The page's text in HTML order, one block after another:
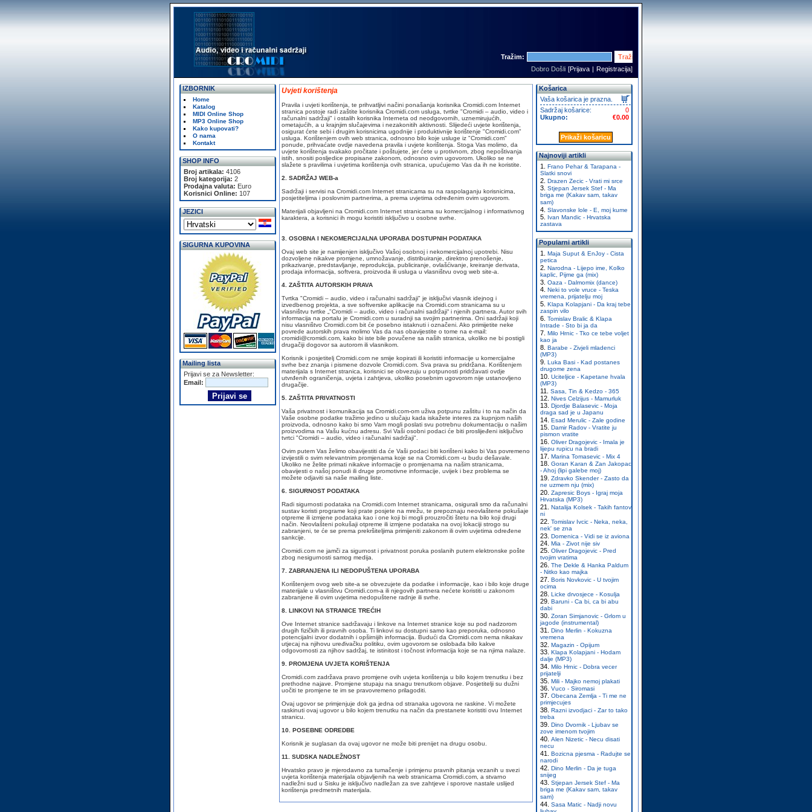
Tražim:
Dobro Došli [Prijava | Registracija]
IZBORNIK
Home
Katalog
MIDI Online Shop
MP3 Online Shop
Kako kupovati?
O nama
Kontakt
SHOP INFO
Broj artikala: 4106
Broj kategorija: 2
Prodajna valuta: Euro
Korisnici Online: 107
JEZICI
SIGURNA KUPOVINA
Mailing lista
Prijavi se za Newsletter:
Email:
Uvjeti korištenja
Pravila i uvjeti korištenja, te prihvatljivi načini ponašanja korisnika Cromidi.com Internet
stranica postoje radi zaštite korisnika Cromidi.com usluga, tvrtke "Cromidi – audio, video i
računalni sadržaji" i ostalih korisnika Interneta od neodgovornih, uznemirujućih,
ometajućih, a u krajnjim slučajevima i nezakonitih aktivnosti. Slijedeći uvjete korištenja,
osigurat ćete sebi i drugim korisnicima ugodnije i produktivnije korištenje "Cromidi.com"
usluga. Korištenjem ovih web stranica, odnosno bilo koje usluge iz "Cromidi.com"
ponude, prihvaćate ovdje navedena pravila i uvjete korištenja. Stoga Vas molimo, da
uvjete korištenja svakako pročitate i poštujete, jer ćete u protivnom, zbog nepoštivanja
istih, snositi posljedice propisane zakonom, odnosno ovim ugovorom. Ukoliko se ne
slažete s pravilima i uvjetima korištenja ovih stranica, upućujemo Vas da ih ne koristite.
2. SADRŽAJ WEB-a
Sadržaji i servisi na Cromidi.com Internet stranicama su na raspolaganju korisnicima,
posjetiteljima i poslovnim partnerima, a prema uvjetima određenim ovim ugovorom.
Materijali objavljeni na Cromidi.com Internet stranicama su komercijalnog i informativnog
karaktera, a korisnici ih mogu koristiti isključivo u osobne svrhe.
3. OSOBNA I NEKOMERCIJALNA UPORABA DOSTUPNIH PODATAKA
Ovaj web site je namijenjen isključivo Vašoj osobnoj i nekomercijalnoj upotrebi. Nisu
dozvoljene nikakve promjene, umnožavanje, distribuiranje, direktno prenošenje,
prikazivanje, predstavljanje, reprodukcija, publiciranje, ovlašćivanje, kreiranje derivata,
prodaja informacija, softvera, proizvoda ili usluga u vlasništvu ovog web site-a.
4. ZAŠTITA AUTORSKIH PRAVA
Tvrtka "Cromidi – audio, video i računalni sadržaji" je isključivi vlasnik idejnog i
izvedbenog projekta, a sve softverske aplikacije na Cromidi.com stranicama su u
vlasništvu tvrtke „"Cromidi – audio, video i računalni sadržaji“ i njenih partnera. Autor svih
informacija na portalu je Cromidi.com u suradnji sa svojim partnerima. Oni sadržaji koji
nisu vlasništvo Cromidi.com bit će posebno istaknuti i označeni. Ako primijetite neke
povrede autorskih prava molimo Vas da nas obavijestite o tome na e-mail:
cromidi@cromidi.com, kako bi iste bile povučene sa naših stranica, ukoliko ne bi postigli
drugačiji dogovor sa autorom ili vlasnikom.
Korisnik i posjetitelj Cromidi.com ne smije kopirati ili koristiti informacije u komercijalne
svrhe bez znanja i pismene dozvole Cromidi.com. Sva prava su pridržana. Korištenjem
materijala s Internet stranica, korisnici se obvezuju u potpunosti pridržavati ovdje
utvrđenih ograničenja, uvjeta i zahtjeva, ukoliko posebnim ugovorom nije ustanovljeno
drugačije.
5. ZAŠTITA PRIVATNOSTI
Vaša privatnost i komunikacija sa Cromidi.com-om uživa potpunu zaštitu i to na način da
Vaše osobne podatke tražimo jedino u slučaju kada iskažete interes za kupnjom naših
proizvoda, odnosno kako bi smo Vam mogli poslati svu potrebnu dokumentaciju o našim
proizvodima na Vašu kućnu adresu. Svi Vaši osobni podaci će biti proslijeđeni isključivo
tvrtci "Cromidi – audio, video i računalni sadržaji".
Ovim putem Vas želimo obavijestiti da će Vaši podaci biti korišteni kako bi Vas povremeno
izvijestili o svim relevantnim promjenama koje se na Cromidi.com -u budu dešavale.
Ukoliko ne želite primati nikakve informacije o promjenama na našim stranicama,
obavijesti o našoj ponudi ili druge promotivne informacije, uvijek i bez problema se
možete odjaviti sa naše mailing liste.
6. SIGURNOST PODATAKA
Radi sigurnosti podataka na Cromidi.com Internet stranicama, osigurali smo da računalni
sustav koristi programe koji prate posjete na mrežu, te prepoznaju neovlaštene pokušaje
otpreme ili izmjene podataka kao i one koji bi mogli prouzročiti štetu na bilo koji drugi
način. Neovlašteni pokušaji otpreme ili izmjene podataka na ovoj lokaciji strogo su
zabranjeni, te će se prema prekršiteljima primijeniti zakonom ili ovim uvjetima određene
sankcije.
Cromidi.com ne jamči za sigurnost i privatnost poruka poslanih putem elektronske pošte
zbog nesigurnosti samog medija.
7. ZABRANJENA ILI NEDOPUŠTENA UPORABA
Korištenjem ovog web site-a se obvezujete da podatke i informacije, kao i bilo koje druge
materijale u vlasništvu Cromidi.com-a ili njegovih partnera nećete koristiti u zakonom
zabranjene ili ovim uvjetima nedopuštene radnje ili svrhe.
8. LINKOVI NA STRANICE TREĆIH
Ove Internet stranice sadržavaju i linkove na Internet stranice koje su pod nadzorom
drugih fizičkih ili pravnih osoba. Ti linkovi su dostupni samo kao preporuka, odnosno
potencijalni izvor dodatnih i opširnijih informacija. Budući da Cromidi.com nema nikakav
utjecaj na njihovu uređivačku politiku, ovim ugovorom se oslobađa bilo kakve
odgovornosti za njihov sadržaj, te istinitost i točnost informacija koje se na njima nalaze.
9. PROMJENA UVJETA KORIŠTENJA
Cromidi.com zadržava pravo promjene ovih uvjeta korištenja u bilo kojem trenutku i bez
prethodne najave. Promjene stupaju na snagu trenutkom objave. Posjetitelji su dužni
uočiti te promjene te im se pravovremeno prilagoditi.
Ovaj ugovor se primjenjuje dok ga jedna od stranaka ugovora ne raskine. Vi možete
raskinuti ovaj ugovor u bilo kojem trenutku na način da prestanete koristiti ovu Internet
stranicu.
10. POSEBNE ODREDBE
Korisnik je suglasan da ovaj ugovor ne može biti prenijet na drugu osobu.
11. SUDSKA NADLEŽNOST
Hrvatsko pravo je mjerodavno za tumačenje i primjenu pravnih pitanja vezanih u svezi
uvjeta korištenja materijala objavljenih na web stranicama Cromidi.com, a stvarno
nadležni sud u Sisku je isključivo nadležan za sve zahtjeve i sporove nastale uslijed
korištenja predmetnih materijala.
Košarica
Vaša košarica je prazna.
0
Sadržaj košarice:
€0.00
Ukupno:
Prikaži košaricu
Najnoviji artikli
Frano Pehar & Tarapana -
Slatki snovi
Drazen Zecic - Vrati mi srce
Stjepan Jersek Stef - Ma
briga me (Kakav sam, takav
sam)
Slavonske lole - E, moj kume
Ivan Mandic - Hrvatska
zastava
Popularni artikli
Maja Suput & EnJoy - Cista
petica
Narodna - Lijepo ime, Kolko
kaplic, Pijme ga (mix)
Oaza - Dalmomix (dance)
Neki to vole vruce - Teska
vremena, prijatelju moj
Klapa Kolapjani - Da kraj tebe
zaspin vilo
Tomislav Bralic & Klapa
Intrade - Sto bi ja da
Milo Hrnic - Tko ce tebe voljet
kao ja
Barabe - Zivjeli mladenci
(MP3)
Luka Basi - Kad postanes
drugome zena
Uciteljice - Kapetane hvala
(MP3)
Sasa, Tin & Kedzo - 365
Nives Celzijus - Mamurluk
Djordje Balasevic - Moja
draga sad je u Japanu
Esad Merulic - Zale godine
Damir Radov - Vratite ju
pismon vratite
Oliver Dragojevic - Imala je
lijepu rupicu na bradi
Marina Tomasevic - Mix 4
Goran Karan & Zan Jakopac
- Ahoj (lipi galebe moj)
Zdravko Skender - Zasto da
ne uzmem nju (mix)
Zapresic Boys - Igraj moja
Hrvatska (MP3)
Natalija Kolsek - Takih fantov
ni
Tomislav Ivcic - Neka, neka,
nek' se zna
Domenica - Vidi se iz aviona
Mia - Zivot nije siv
Oliver Dragojevic - Pred
tvojim vratima
The Dekle & Hanka Paldum
- Nitko kao majka
Boris Novkovic - U tvojim
ocima
Licke drvosjece - Kosulja
Baruni - Ca bi, ca bi abu
dabi
Zoran Simjanovic - Grlom u
jagode (instrumental)
Dino Merlin - Kokuzna
vremena
Magazin - Opijum
Klapa Kolapjani - Hodam
dalje (MP3)
Milo Hrnic - Dobra vecer
prijatelji
Mili - Majko nemoj plakati
Vuco - Siromasi
Obecana Zemlja - Ti me ne
primjecujes
Razni izvodjaci - Zar to tako
treba
Dino Dvornik - Ljubav se
zove imenom tvojim
Alen Nizetic - Necu disati
necu
Bozicna pjesma - Radujte se
narodi
Dino Merlin - Da je tuga
snijeg
Stjepan Jersek Stef - Ma
briga me (Kakav sam, takav
sam)
Sasa Matic - Nadji novu